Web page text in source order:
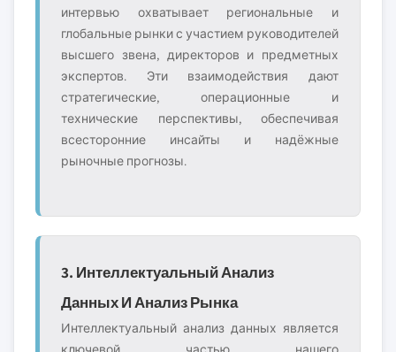
интервью охватывает региональные и
глобальные рынки с участием руководителей
высшего звена, директоров и предметных
экспертов. Эти взаимодействия дают
стратегические, операционные и
технические перспективы, обеспечивая
всесторонние инсайты и надёжные
рыночные прогнозы.
3. Интеллектуальный Анализ
Данных И Анализ Рынка
Интеллектуальный анализ данных является